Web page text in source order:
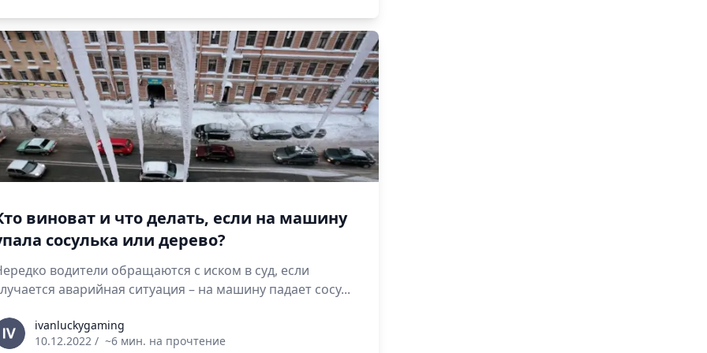
виноват и что делать, если на машину
сосулька или дерево?
водители обращаются с иском в суд, если
аварийная ситуация – на машину падает сосу...
ivanluckygaming
10.12.2022 / ~6 мин. на прочтение